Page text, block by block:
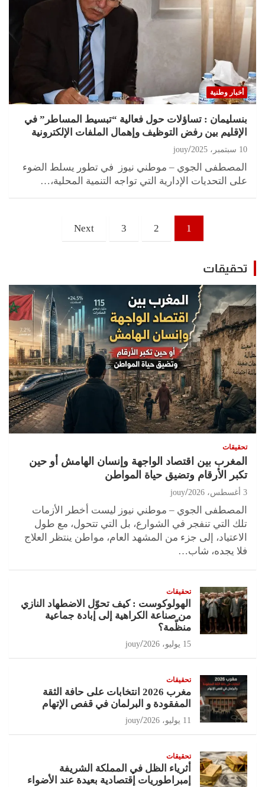
أخبار وطنية
بنسليمان : تساؤلات حول فعالية “تبسيط المساطر” في
الإقليم بين رفض التوظيف وإهمال الملفات الإلكترونية
10 سبتمبر، 2025 jouy
المصطفى الجوي – موطني نيوز في تطور يسلط الضوء
على التحديات الإدارية التي تواجه التنمية المحلية،…
1
2
3
Next
تحقيقات
تحقيقات
المغرب بين اقتصاد الواجهة وإنسان الهامش أو حين
تكبر الأرقام وتضيق حياة المواطن
3 أغسطس، 2026 jouy
المصطفى الجوي – موطني نيوز ليست أخطر الأزمات
تلك التي تنفجر في الشوارع، بل التي تتحول، مع طول
الاعتياد، إلى جزء من المشهد العام، مواطن ينتظر العلاج
فلا يجده، شاب…
تحقيقات
الهولوكوست : كيف تحوّل الاضطهاد النازي
من صناعة الكراهية إلى إبادة جماعية
منظّمة؟
15 يوليو، 2026 jouy
تحقيقات
مغرب 2026 انتخابات على حافة الثقة
المفقودة و البرلمان في قفص الإتهام
11 يوليو، 2026 jouy
تحقيقات
أثرياء الظل في المملكة الشريفة
إمبراطوريات إقتصادية بعيدة عند الأضواء